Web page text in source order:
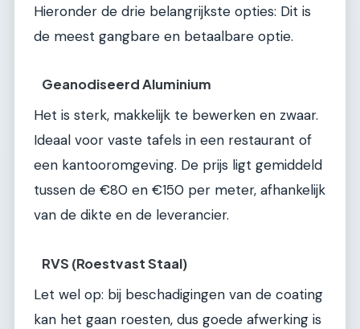
Hieronder de drie belangrijkste opties: Dit is
de meest gangbare en betaalbare optie.
Geanodiseerd Aluminium
Het is sterk, makkelijk te bewerken en zwaar.
Ideaal voor vaste tafels in een restaurant of
een kantooromgeving. De prijs ligt gemiddeld
tussen de €80 en €150 per meter, afhankelijk
van de dikte en de leverancier.
RVS (Roestvast Staal)
Let wel op: bij beschadigingen van de coating
kan het gaan roesten, dus goede afwerking is